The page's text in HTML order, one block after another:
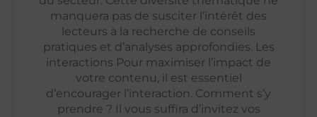
manquera pas de susciter l’intérêt des
lecteurs à la recherche de conseils
pratiques et d’analyses approfondies. Les
interactions Pour maximiser l’impact de
votre contenu, il est essentiel
d’encourager l’interaction. Comment s’y
prendre ? Il vous suffira d’invitez vos